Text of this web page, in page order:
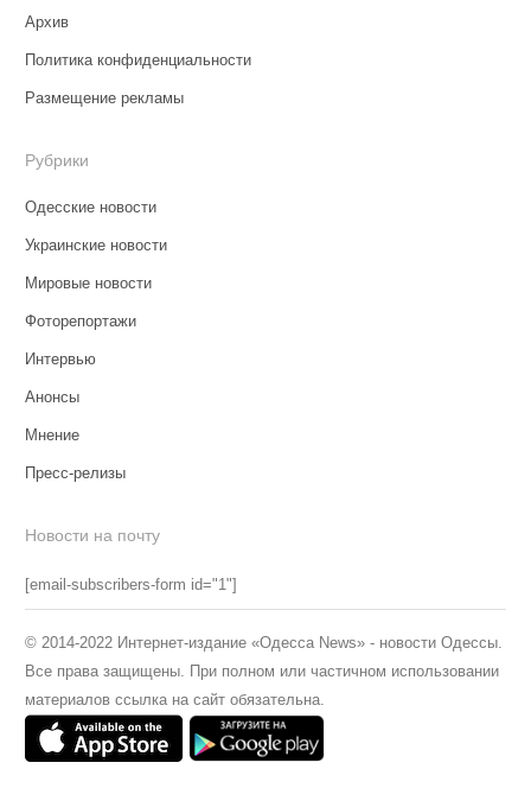
Архив
Политика конфиденциальности
Размещение рекламы
Рубрики
Одесские новости
Украинские новости
Мировые новости
Фоторепортажи
Интервью
Анонсы
Мнение
Пресс-релизы
Новости на почту
[email-subscribers-form id="1"]
© 2014-2022 Интернет-издание «Одесса News» - новости Одессы.
Все права защищены. При полном или частичном использовании
материалов ссылка на сайт обязательна.